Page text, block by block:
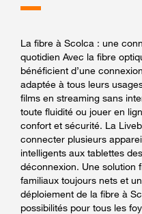
La fibre à Scolca : une
quotidien Avec la fibre
bénéficient d’une
adaptée à tous leurs
films en streaming sans
toute fluidité ou jouer en
confort et sécurité. La
connecter plusieurs
intelligents aux tablettes
déconnexion. Une solution
familiaux toujours nets et
déploiement de la fibre à
possibilités pour tous les